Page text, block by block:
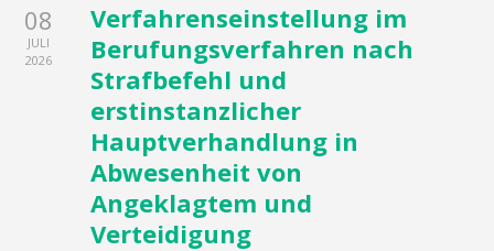
08
JULI
2026
Verfahrenseinstellung im
Berufungsverfahren nach
Strafbefehl und
erstinstanzlicher
Hauptverhandlung in
Abwesenheit von
Angeklagtem und
Verteidigung